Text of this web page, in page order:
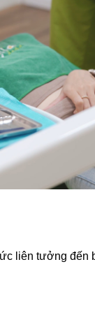
liên tưởng đến